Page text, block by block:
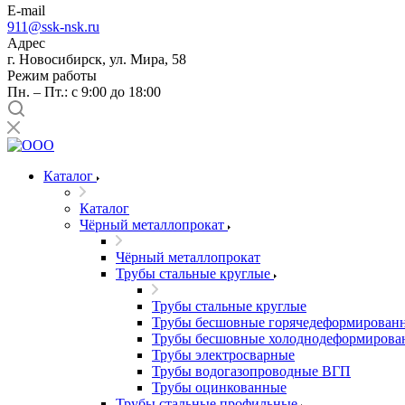
E-mail
911@ssk-nsk.ru
Адрес
г. Новосибирск, ул. Мира, 58
Режим работы
Пн. – Пт.: с 9:00 до 18:00
Каталог
Каталог
Чёрный металлопрокат
Чёрный металлопрокат
Трубы стальные круглые
Трубы стальные круглые
Трубы бесшовные
Трубы бесшовные
Трубы электросварные
Трубы водогазопроводные ВГП
Трубы оцинкованные